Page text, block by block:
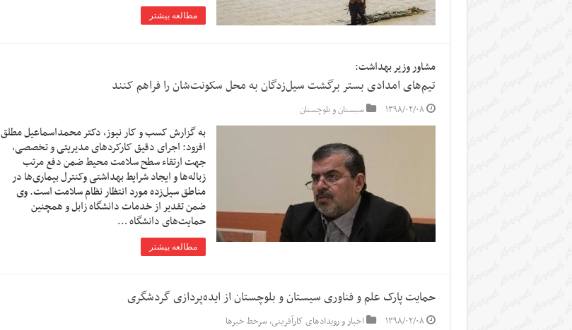
مطالعه بیشتر
مشاور وزیر بهداشت:
تیم‌های امدادی بستر برگشت سیل‌زدگان به محل سکونت‌شان را فراهم کنند
۱۳۹۸/۰۲/۰۸ سیستان و بلوچستان
به گزارش کسب و کار نیوز، دکتر محمداسماعیل مطلق
افزود: اجرای دقیق کارکردهای مدیریتی و تخصصی،
جهت ارتقاء سطح سلامت محیط ضمن دفع مرتب
زباله‌ها و ایجاد شرایط بهداشتی وکنترل بیماری‌ها در
مناطق سیل‌زده مورد انتظار نظام سلامت است. وی
ضمن تقدیر از خدمات دانشگاه زابل و همچنین
حمایت‌های دانشگاه …
مطالعه بیشتر
حمایت پارک علم و فناوری سیستان و بلوچستان از ایده‌پردازی گردشگری
۱۳۹۸/۰۲/۰۸ اخبار و رویدادهای کارآفرینی,سرخط خبرها